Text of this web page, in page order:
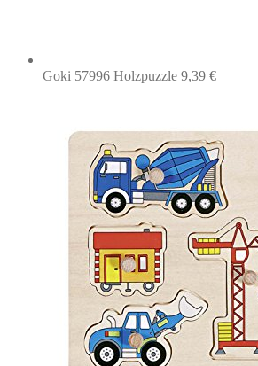
Goki 57996 Holzpuzzle 9,39 €